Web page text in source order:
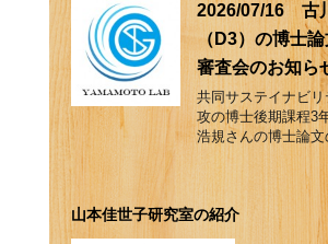
2026/07/16 古
（D3）の博士
審査会のお知ら
共同サステイナビ
攻の博士後期課程3
浩規さんの博士論
山本佳世子研究室の紹介